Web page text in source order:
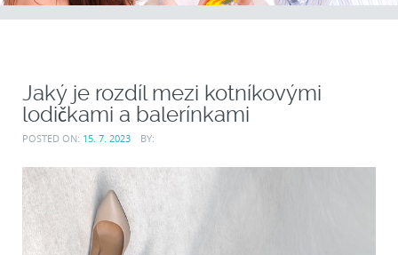
Jaký je rozdíl mezi kotníkovými
lodičkami a balerínkami
POSTED ON: 15. 7. 2023 BY: